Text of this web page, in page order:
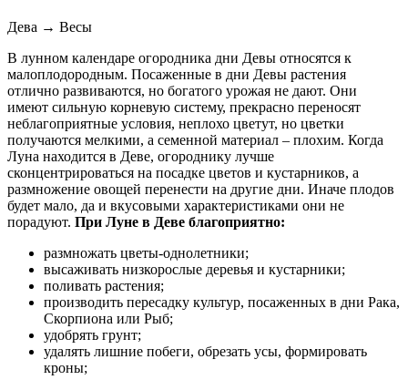
Дева → Весы
В лунном календаре огородника дни Девы относятся к
малоплодородным. Посаженные в дни Девы растения
отлично развиваются, но богатого урожая не дают. Они
имеют сильную корневую систему, прекрасно переносят
неблагоприятные условия, неплохо цветут, но цветки
получаются мелкими, а семенной материал – плохим. Когда
Луна находится в Деве, огороднику лучше
сконцентрироваться на посадке цветов и кустарников, а
размножение овощей перенести на другие дни. Иначе плодов
будет мало, да и вкусовыми характеристиками они не
порадуют. При Луне в Деве благоприятно:
размножать цветы-однолетники;
высаживать низкорослые деревья и кустарники;
поливать растения;
производить пересадку культур, посаженных в дни Рака,
Скорпиона или Рыб;
удобрять грунт;
удалять лишние побеги, обрезать усы, формировать
кроны;